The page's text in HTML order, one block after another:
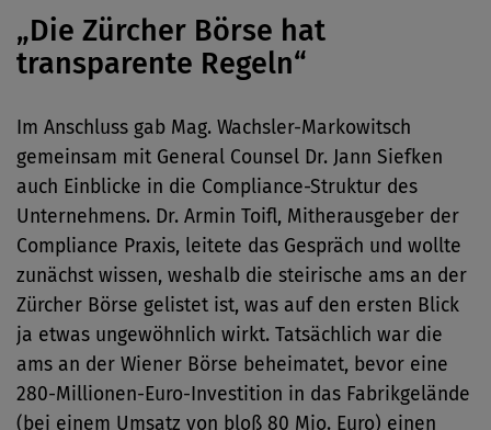
„Die Zürcher Börse hat
transparente Regeln“
Im Anschluss gab Mag. Wachsler-Markowitsch
gemeinsam mit General Counsel Dr. Jann Siefken
auch Einblicke in die Compliance-Struktur des
Unternehmens. Dr. Armin Toifl, Mitherausgeber der
Compliance Praxis, leitete das Gespräch und wollte
zunächst wissen, weshalb die steirische ams an der
Zürcher Börse gelistet ist, was auf den ersten Blick
ja etwas ungewöhnlich wirkt. Tatsächlich war die
ams an der Wiener Börse beheimatet, bevor eine
280-Millionen-Euro-Investition in das Fabrikgelände
(bei einem Umsatz von bloß 80 Mio. Euro) einen